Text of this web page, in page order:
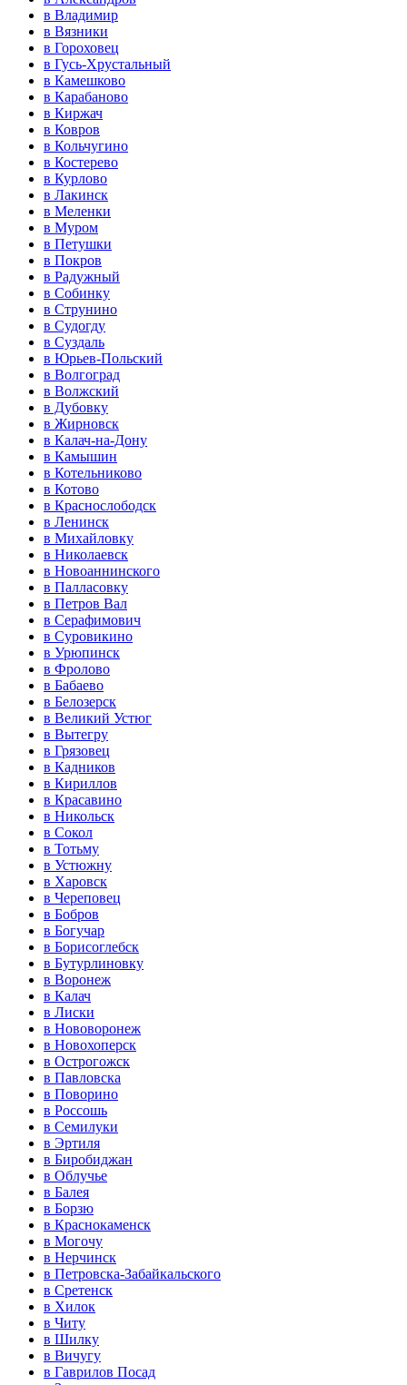
в Владимир
в Вязники
в Гороховец
в Гусь-Хрустальный
в Камешково
в Карабаново
в Киржач
в Ковров
в Кольчугино
в Костерево
в Курлово
в Лакинск
в Меленки
в Муром
в Петушки
в Покров
в Радужный
в Собинку
в Струнино
в Судогду
в Суздаль
в Юрьев-Польский
в Волгоград
в Волжский
в Дубовку
в Жирновск
в Калач-на-Дону
в Камышин
в Котельниково
в Котово
в Краснослободск
в Ленинск
в Михайловку
в Николаевск
в Новоаннинского
в Палласовку
в Петров Вал
в Серафимович
в Суровикино
в Урюпинск
в Фролово
в Бабаево
в Белозерск
в Великий Устюг
в Вытегру
в Грязовец
в Кадников
в Кириллов
в Красавино
в Никольск
в Сокол
в Тотьму
в Устюжну
в Харовск
в Череповец
в Бобров
в Богучар
в Борисоглебск
в Бутурлиновку
в Воронеж
в Калач
в Лиски
в Нововоронеж
в Новохоперск
в Острогожск
в Павловска
в Поворино
в Россошь
в Семилуки
в Эртиля
в Биробиджан
в Облучье
в Балея
в Борзю
в Краснокаменск
в Могочу
в Нерчинск
в Петровска-Забайкальского
в Сретенск
в Хилок
в Читу
в Шилку
в Вичугу
в Гаврилов Посад